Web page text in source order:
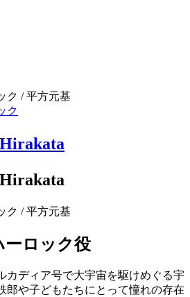
ロック役
カディア号で大宇宙を駆けめぐる宇
郎や子どもたちにとって憧れの存在